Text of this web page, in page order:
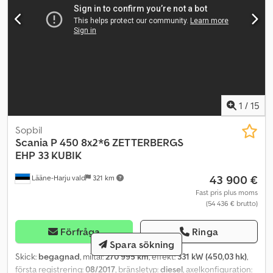
Fjädring: Luftfjädring Vikter Tjänstevikt: 16.870 kg Lastkapacitet:
9.130 kg Totalvikt: 26.000 kg Skick Tekniskt skick: bra Optiskt skick:
bra Produktsäkerhet Tillverkare: Clean Mat Trucks B.V.
1 / 15
Lääne-Harju vald 321 km
Sopbil
Scania P 450 8x2*6 ZETTERBERGS
EHP 33 KUBIK
43 900 €
Fast pris plus moms
(54 436 € brutto)
Förfråga Ringa
Skick: begagnad, miltal:270 995 km, effekt:331 kW (450,03 hk),
första registrering:08/2017, bränsletyp:diesel, axelkonfiguration:
Spara sökning